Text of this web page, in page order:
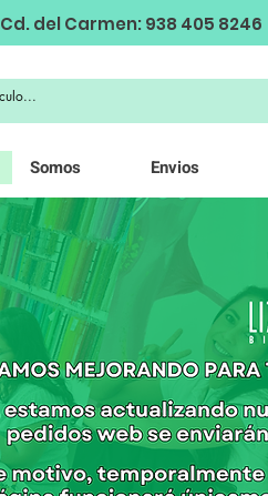
Cd. del Carmen: 938 405 8246
Somos Envios